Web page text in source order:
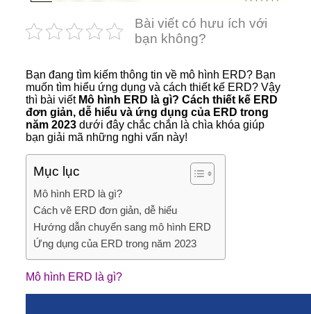
Bài viết có hưu ích với
bạn không?
Bạn đang tìm kiếm thông tin về mô hình ERD? Bạn
muốn tìm hiểu ứng dụng và cách thiết kế ERD? Vậy
thì bài viết Mô hình ERD là gì? Cách thiết kế ERD
đơn giản, dễ hiểu và ứng dụng của ERD trong
năm 2023dưới đây chắc chắn là chìa khóa giúp
bạn giải mã những nghi vấn này!
Mục lục
Mô hình ERD là gì?
Cách vẽ ERD đơn giản, dễ hiểu
Hướng dẫn chuyển sang mô hình ERD
Ứng dụng của ERD trong năm 2023
Mô hình ERD là gì?